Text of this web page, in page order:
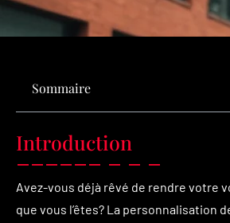
Sommaire
Introduction
Avez-vous déjà rêvé de rendre votre
que vous l’êtes? La personnalisation